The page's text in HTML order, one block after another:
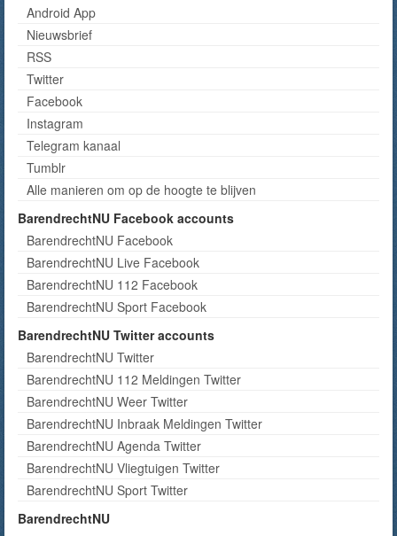
Android App
Nieuwsbrief
RSS
Twitter
Facebook
Instagram
Telegram kanaal
Tumblr
Alle manieren om op de hoogte te blijven
BarendrechtNU Facebook accounts
BarendrechtNU Facebook
BarendrechtNU Live Facebook
BarendrechtNU 112 Facebook
BarendrechtNU Sport Facebook
BarendrechtNU Twitter accounts
BarendrechtNU Twitter
BarendrechtNU 112 Meldingen Twitter
BarendrechtNU Weer Twitter
BarendrechtNU Inbraak Meldingen Twitter
BarendrechtNU Agenda Twitter
BarendrechtNU Vliegtuigen Twitter
BarendrechtNU Sport Twitter
BarendrechtNU